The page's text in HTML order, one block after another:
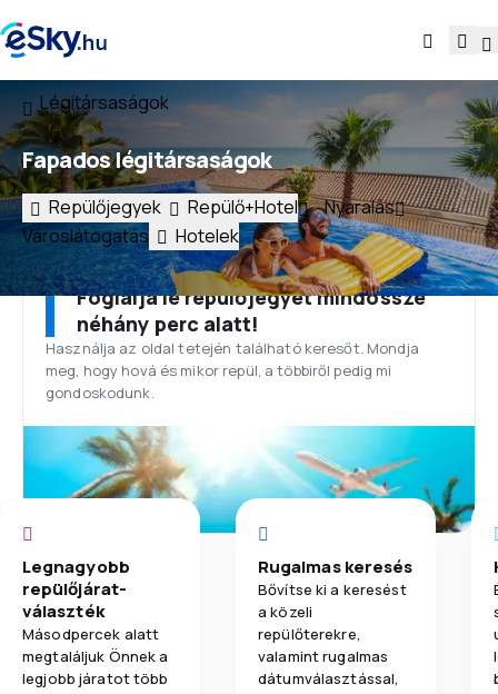
Légitársaságok
Fapados légitársaságok
Repülőjegyek Repülő+Hotel
Nyaralás
Városlátogatás
Hotelek
Foglalja le repülőjegyét mindössze
néhány perc alatt!
Használja az oldal tetején található keresőt. Mondja
meg, hogy hová és mikor repül, a többiről pedig mi
gondoskodunk.
Legnagyobb
repülőjárat-
választék
Másodpercek alatt
megtaláljuk Önnek a
legjobb járatot több
Rugalmas keresés
Bővítse ki a keresést
a közeli
repülőterekre,
valamint rugalmas
dátumválasztással,